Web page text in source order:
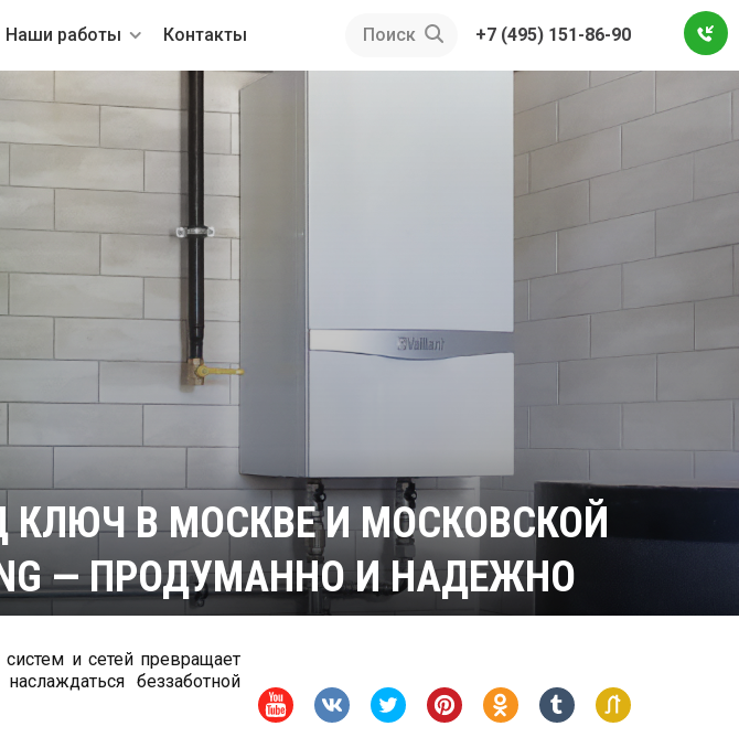
Наши работы Контакты Поиск +7 (495) 151-86-90
В МОСКВЕ И МОСКОВСКОЙ
— ПРОДУМАННО И НАДЕЖНО
и сетей превращает